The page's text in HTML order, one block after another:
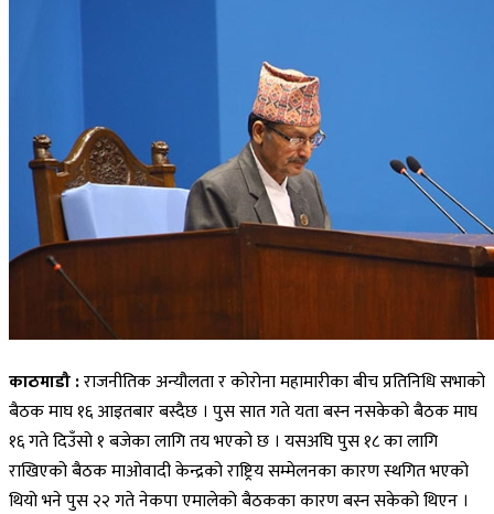
काठमाडौ :राजनीतिक अन्यौलता र कोरोना महामारीका बीच प्रतिनिधि सभाको
बैठक माघ १६ आइतबार बस्दैछ । पुस सात गते यता बस्न नसकेको बैठक माघ
१६ गते दिउँसो १ बजेका लागि तय भएको छ । यसअघि पुस १८ का लागि
राखिएको बैठक माओवादी केन्द्रको राष्ट्रिय सम्मेलनका कारण स्थगित भएको
थियो भने पुस २२ गते नेकपा एमालेको बैठकका कारण बस्न सकेको थिएन ।